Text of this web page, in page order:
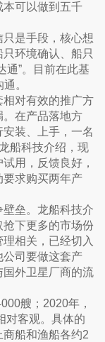
可以做到五千
是手段，核心想
环境确认、船只
通”。目前在此基
。
对有效的推广方
在产品落地方
装、上手，一名
船科技介绍，现
用，反馈良好，
求购买两年产
垒。龙船科技介
下更多的市场份
相关，已经切入
司要做这套产
外卫星厂商的流
艘；2020年，
对客观。具体的
船和渔船各约2